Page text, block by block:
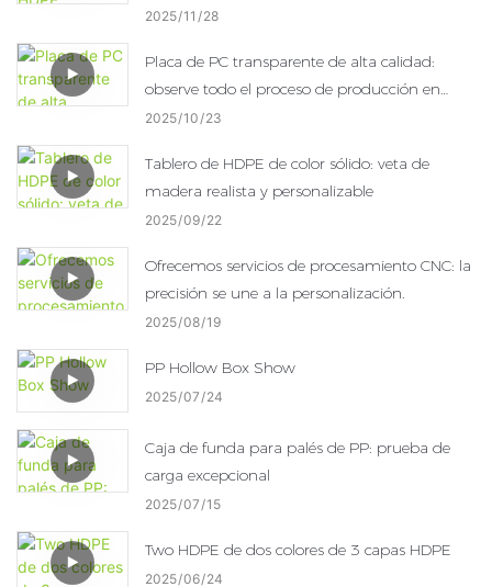
primera calidad
2025 11 28
Placa de PC transparente de alta calidad:
observe todo el proceso de producción en
nuestra fábrica
2025 10 23
Tablero de HDPE de color sólido: veta de
madera realista y personalizable
2025 09 22
Ofrecemos servicios de procesamiento CNC: la
precisión se une a la personalización.
2025 08 19
PP Hollow Box Show
2025 07 24
Caja de funda para palés de PP: prueba de
carga excepcional
2025 07 15
Two HDPE de dos colores de 3 capas HDPE
2025 06 24